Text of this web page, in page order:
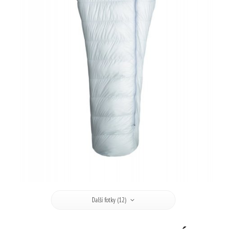
Další fotky (12)